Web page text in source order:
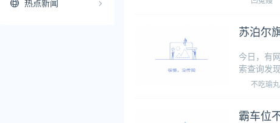
热点新闻
苏泊尔
今日，有
索查询发
男性身处
不吃瑜
霸车位